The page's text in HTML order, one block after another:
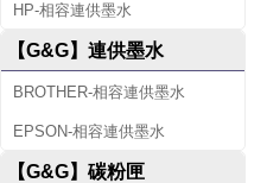
HP-相容連供墨水
【G&G】連供墨水
BROTHER-相容連供墨水
EPSON-相容連供墨水
【G&G】碳粉匣